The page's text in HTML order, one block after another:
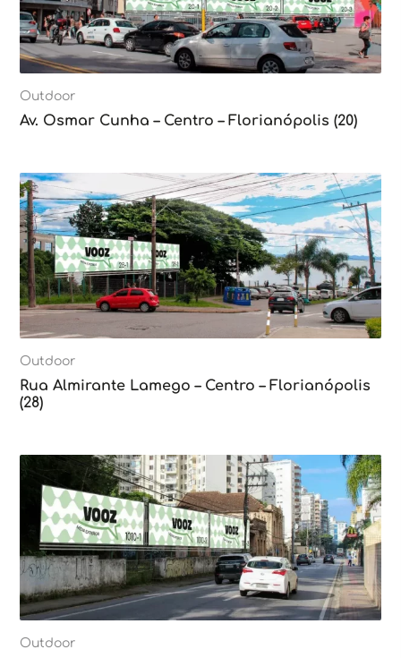
Outdoor
Av. Osmar Cunha – Centro – Florianópolis (20)
Outdoor
Rua Almirante Lamego – Centro – Florianópolis
(28)
Outdoor